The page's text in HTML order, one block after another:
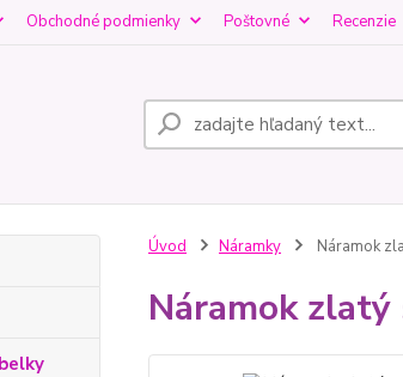
Obchodné podmienky Poštovné Recenzie
Úvod Náramky Náramok
Náramok